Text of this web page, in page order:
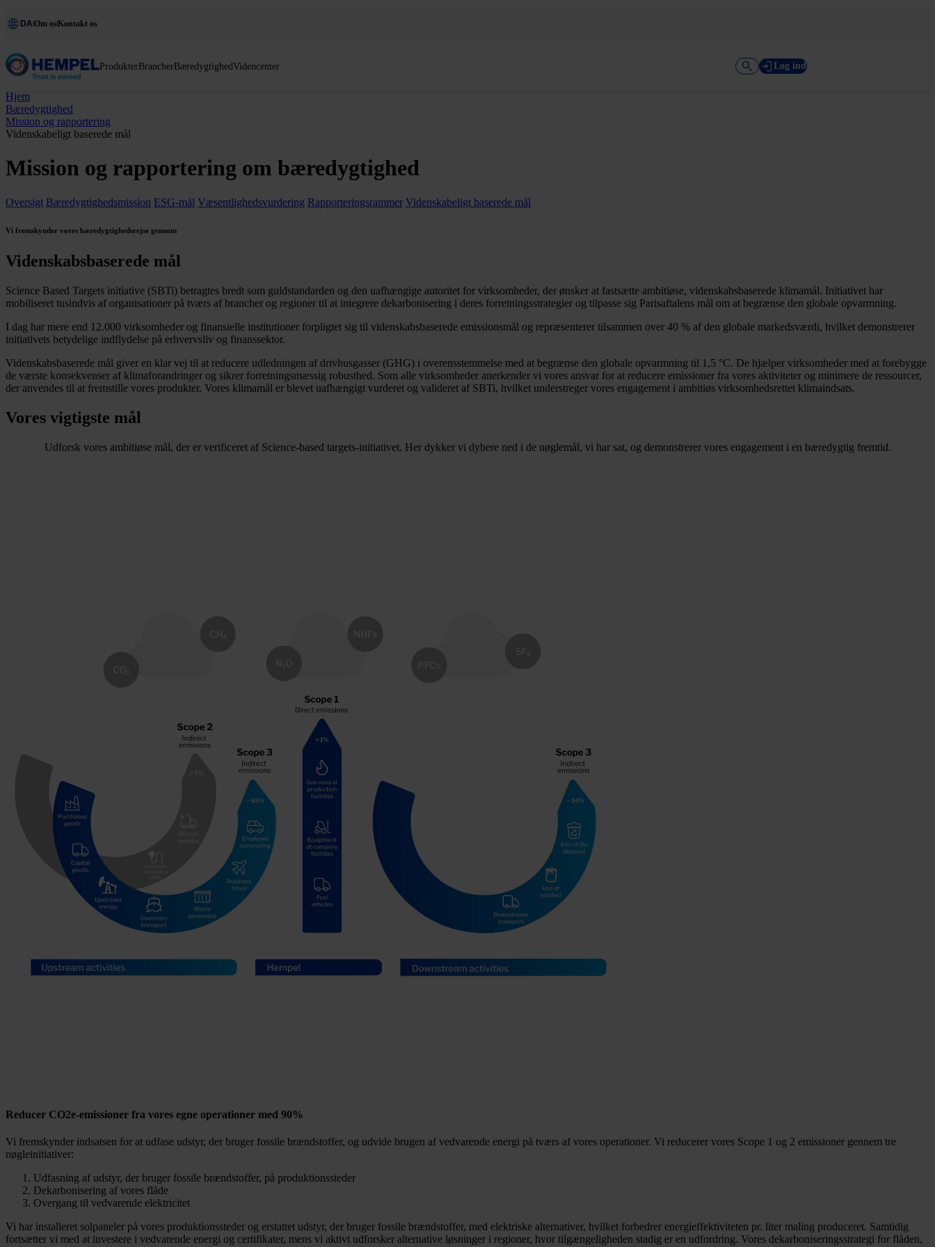
DA Om osKontakt os
ProdukterBrancherBæredygtighedVidencenter Log ind
Hjem
Bæredygtighed
Mission og rapportering
Videnskabeligt baserede mål
Mission og rapportering om bæredygtighed
Oversigt Bæredygtighedsmission ESG-mål Væsentlighedsvurdering Rapporteringsrammer Videnskabeligt baserede mål
Vi fremskynder vores bæredygtighedsrejse gennem
Videnskabsbaserede mål
Science Based Targets initiative (SBTi) betragtes bredt som guldstandarden og den uafhængige autoritet for virksomheder, der ønsker at fastsætte ambitiøse, videnskabsbaserede klimamål. Initiativet har
mobiliseret tusindvis af organisationer på tværs af brancher og regioner til at integrere dekarbonisering i deres forretningsstrategier og tilpasse sig Parisaftalens mål om at begrænse den globale opvarmning.
I dag har mere end 12.000 virksomheder og finansielle institutioner forpligtet sig til videnskabsbaserede emissionsmål og repræsenterer tilsammen over 40 % af den globale markedsværdi, hvilket demonstrerer
initiativets betydelige indflydelse på erhvervsliv og finanssektor.
Videnskabsbaserede mål giver en klar vej til at reducere udledningen af drivhusgasser (GHG) i overensstemmelse med at begrænse den globale opvarmning til 1,5 °C. De hjælper virksomheder med at forebygge
de værste konsekvenser af klimaforandringer og sikrer forretningsmæssig robusthed. Som alle virksomheder anerkender vi vores ansvar for at reducere emissioner fra vores aktiviteter og minimere de ressourcer,
der anvendes til at fremstille vores produkter. Vores klimamål er blevet uafhængigt vurderet og valideret af SBTi, hvilket understreger vores engagement i ambitiøs virksomhedsrettet klimaindsats.
Vores vigtigste mål
Udforsk vores ambitiøse mål, der er verificeret af Science-based targets-initiativet. Her dykker vi dybere ned i de nøglemål, vi har sat, og demonstrerer vores engagement i en bæredygtig fremtid.
Reducer CO2e-emissioner fra vores egne operationer med 90%
Vi fremskynder indsatsen for at udfase udstyr, der bruger fossile brændstoffer, og udvide brugen af vedvarende energi på tværs af vores operationer. Vi reducerer vores Scope 1 og 2 emissioner gennem tre
nøgleinitiativer:
Udfasning af udstyr, der bruger fossile brændstoffer, på produktionssteder
Dekarbonisering af vores flåde
Overgang til vedvarende elektricitet
Vi har installeret solpaneler på vores produktionssteder og erstattet udstyr, der bruger fossile brændstoffer, med elektriske alternativer, hvilket forbedrer energieffektiviteten pr. liter maling produceret. Samtidig
fortsætter vi med at investere i vedvarende energi og certifikater, mens vi aktivt udforsker alternative løsninger i regioner, hvor tilgængeligheden stadig er en udfordring. Vores dekarboniseringsstrategi for flåden,